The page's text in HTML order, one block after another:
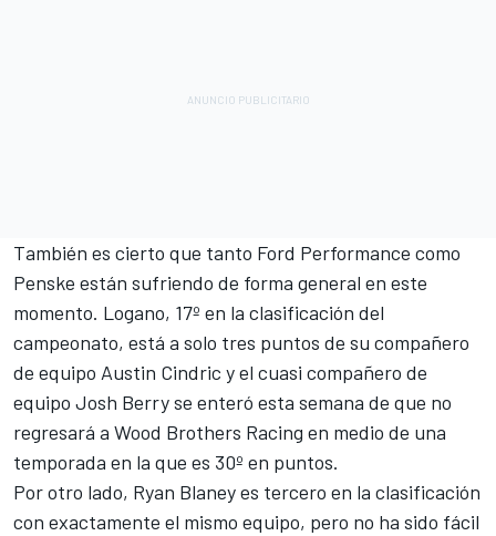
También es cierto que tanto Ford Performance como
Penske están sufriendo de forma general en este
momento. Logano, 17º en la clasificación del
campeonato, está a solo tres puntos de su compañero
de equipo Austin Cindric y el cuasi compañero de
equipo Josh Berryse enteró esta semana de que no
regresará a Wood Brothers Racing en medio de una
temporada en la que es 30º en puntos.
Por otro lado, Ryan Blaneyes tercero en la clasificación
con exactamente el mismo equipo, pero no ha sido fácil